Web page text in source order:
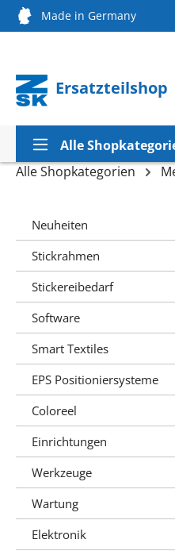
Zur
Made in Germany
Ersatzteilshop
Alle
Alle Shopkategorien
Neuheiten
Stickrahmen
Stickereibedarf
Software
Smart Textiles
EPS Positioniersysteme
Coloreel
Einrichtungen
Werkzeuge
Wartung
Elektronik